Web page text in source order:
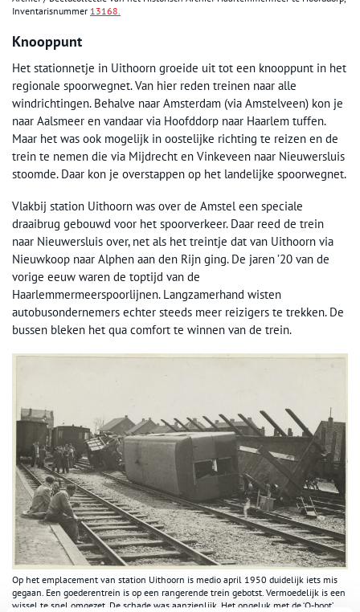
Inventarisnummer 13168.
Knooppunt
Het stationnetje in Uithoorn groeide uit tot een knooppunt in het
regionale spoorwegnet. Van hier reden treinen naar alle
windrichtingen. Behalve naar Amsterdam (via Amstelveen) kon je
naar Aalsmeer en vandaar via Hoofddorp naar Haarlem tuffen.
Maar het was ook mogelijk in oostelijke richting te reizen en de
trein te nemen die via Mijdrecht en Vinkeveen naar Nieuwersluis
stoomde. Daar kon je overstappen op het landelijke spoorwegnet.
Vlakbij station Uithoorn was over de Amstel een speciale
draaibrug gebouwd voor het spoorverkeer. Daar reed de trein
naar Nieuwersluis over, net als het treintje dat van Uithoorn via
Nieuwkoop naar Alphen aan den Rijn ging. De jaren ’20 van de
vorige eeuw waren de toptijd van de
Haarlemmermeerspoorlijnen. Langzamerhand wisten
autobusondernemers echter steeds meer reizigers te trekken. De
bussen bleken het qua comfort te winnen van de trein.
Op het emplacement van station Uithoorn is medio april 1950 duidelijk iets mis
gegaan. Een goederentrein is op een rangerende trein gebotst. Vermoedelijk is een
wissel te snel omgezet. De schade was aanzienlijk. Het ongeluk met de ‘O-boot’